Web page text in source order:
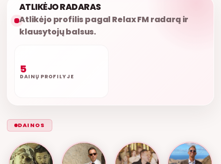
ATLIKĖJO RADARAS
Atlikėjo profilis pagal Relax FM radarą ir
klausytojų balsus.
5
DAINŲ PROFILYJE
DAINOS